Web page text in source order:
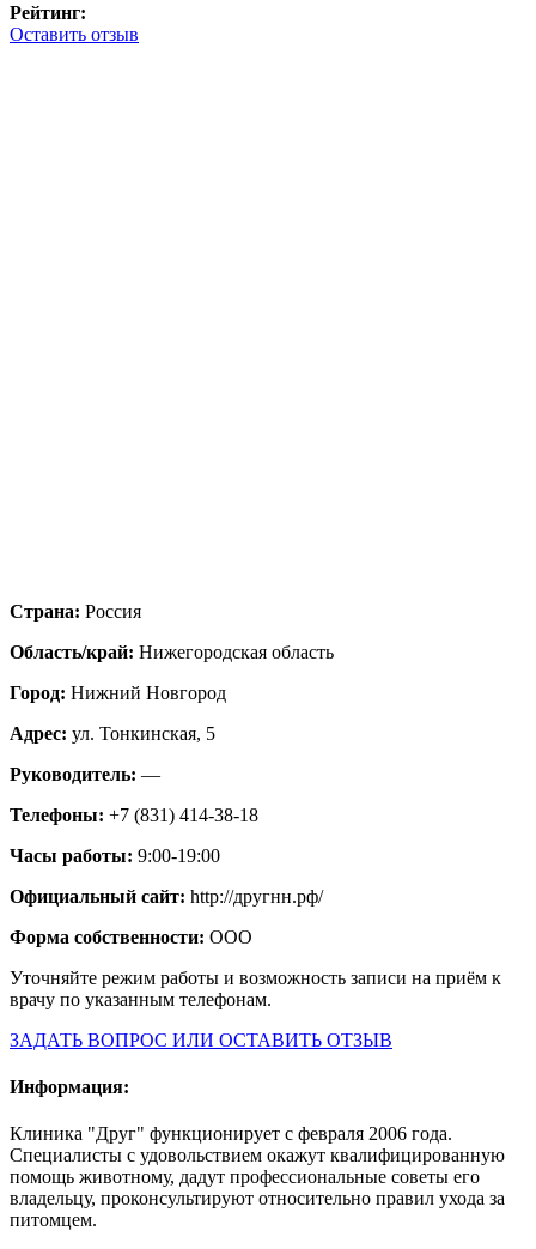
Рейтинг:
Оставить отзыв
Страна: Россия
Область/край: Нижегородская область
Город: Нижний Новгород
Адрес: ул. Тонкинская, 5
Руководитель: —
Телефоны: +7 (831) 414-38-18
Часы работы: 9:00-19:00
Официальный сайт: http://другнн.рф/
Форма собственности: ООО
Уточняйте режим работы и возможность записи на приём к
врачу по указанным телефонам.
ЗАДАТЬ ВОПРОС ИЛИ ОСТАВИТЬ ОТЗЫВ
Информация:
Клиника "Друг" функционирует с февраля 2006 года.
Специалисты с удовольствием окажут квалифицированную
помощь животному, дадут профессиональные советы его
владельцу, проконсультируют относительно правил ухода за
питомцем.